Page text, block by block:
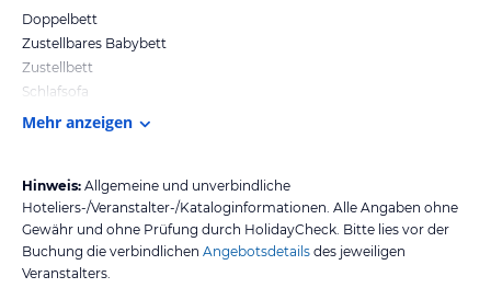
Doppelbett
Zustellbares Babybett
Zustellbett
Schlafsofa
Mehr anzeigen
Hinweis: Allgemeine und unverbindliche
Hoteliers-/Veranstalter-/Kataloginformationen. Alle Angaben ohne
Gewähr und ohne Prüfung durch HolidayCheck. Bitte lies vor der
Buchung die verbindlichen Angebotsdetails des jeweiligen
Veranstalters.